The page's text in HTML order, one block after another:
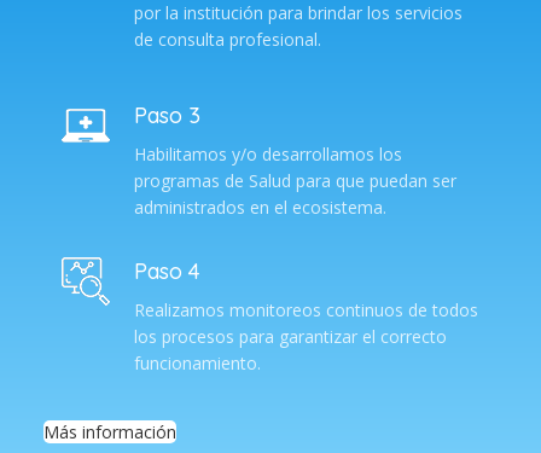
por la institución para brindar los servicios
de consulta profesional.
Paso 3
Habilitamos y/o desarrollamos los
programas de Salud para que puedan ser
administrados en el ecosistema.
Paso 4
Realizamos monitoreos continuos de todos
los procesos para garantizar el correcto
funcionamiento.
Más información